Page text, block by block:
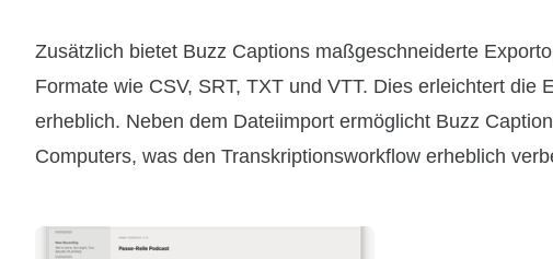
Zusätzlich bietet Buzz Captions maßgeschneiderte
Formate wie CSV, SRT, TXT und VTT. Dies erleichtert
erheblich. Neben dem Dateiimport ermöglicht Buzz
Computers, was den Transkriptionsworkflow erheblich